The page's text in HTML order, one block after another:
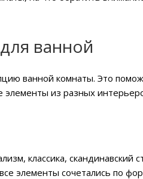
ванной
ванной комнаты. Это
элементы из разных
классика, скандинавский
элементы сочетались по